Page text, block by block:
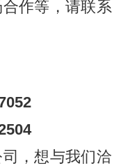
作等，请联系
，想与我们洽